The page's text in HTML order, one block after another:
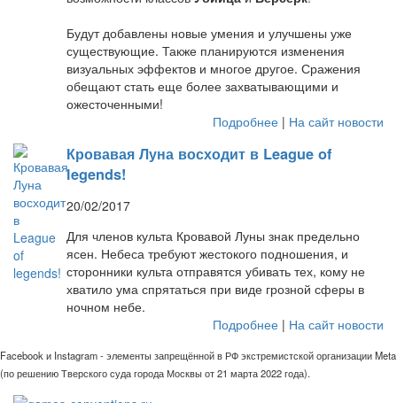
Будут добавлены новые умения и улучшены уже
существующие. Также планируются изменения
визуальных эффектов и многое другое. Сражения
обещают стать еще более захватывающими и
ожесточенными!
Подробнее | На сайт новости
Кровавая Луна восходит в League of
legends!
20/02/2017
Для членов культа Кровавой Луны знак предельно
ясен. Небеса требуют жестокого подношения, и
сторонники культа отправятся убивать тех, кому не
хватило ума спрятаться при виде грозной сферы в
ночном небе.
Подробнее | На сайт новости
Facebook и Instagram - элементы запрещённой в РФ экстремистской организации Meta
(по решению Тверского суда города Москвы от 21 марта 2022 года).